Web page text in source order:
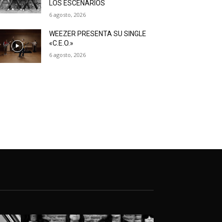
LOS ESCENARIOS
6 agosto, 2026
WEEZER PRESENTA SU SINGLE
«C.E.O.»
6 agosto, 2026